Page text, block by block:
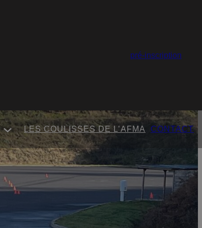
pré-inscription
LES COULISSES DE L’AFMA CONTACT